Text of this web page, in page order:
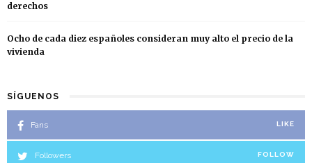
derechos
Ocho de cada diez españoles consideran muy alto el precio de la
vivienda
SÍGUENOS
Fans LIKE
Followers FOLLOW